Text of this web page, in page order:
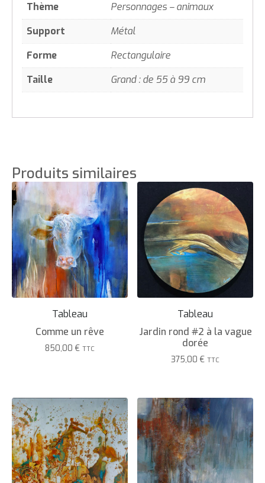
Thème
Personnages – animaux
Support
Métal
Forme
Rectangulaire
Taille
Grand : de 55 à 99 cm
Produits similaires
Tableau
Comme un rêve
850,00 € TTC
Tableau
Jardin rond #2 à la vague
dorée
375,00€ TTC